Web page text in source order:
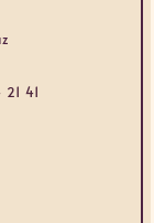
41